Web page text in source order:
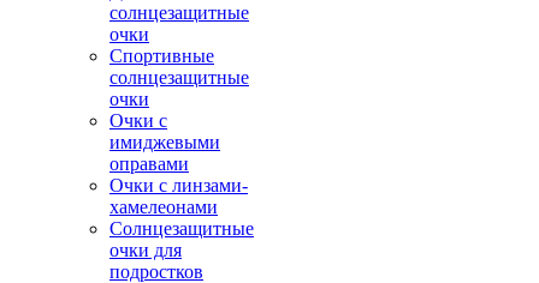
солнцезащитные
очки
Спортивные
солнцезащитные
очки
Очки с
имиджевыми
оправами
Очки с линзами-
хамелеонами
Солнцезащитные
очки для
подростков